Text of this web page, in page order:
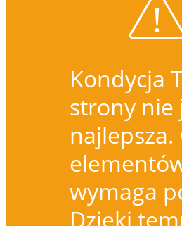
Kondycja
strony nie
najlepsza.
wymaga
Dzięki